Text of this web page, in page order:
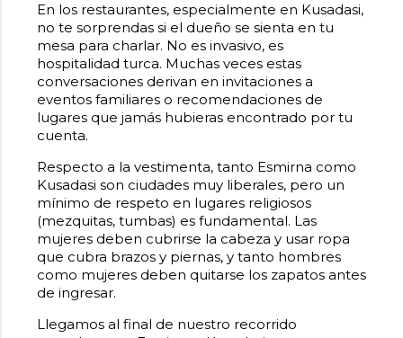
En los restaurantes, especialmente en Kusadasi,
no te sorprendas si el dueño se sienta en tu
mesa para charlar. No es invasivo, es
hospitalidad turca. Muchas veces estas
conversaciones derivan en invitaciones a
eventos familiares o recomendaciones de
lugares que jamás hubieras encontrado por tu
cuenta.
Respecto a la vestimenta, tanto Esmirna como
Kusadasi son ciudades muy liberales, pero un
mínimo de respeto en lugares religiosos
(mezquitas, tumbas) es fundamental. Las
mujeres deben cubrirse la cabeza y usar ropa
que cubra brazos y piernas, y tanto hombres
como mujeres deben quitarse los zapatos antes
de ingresar.
Llegamos al final de nuestro recorrido